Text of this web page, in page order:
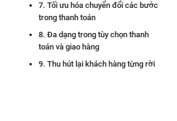
7. Tối ưu hóa chuyển đổi các bước
trong thanh toán
8. Đa dạng trong tùy chọn thanh
toán và giao hàng
9. Thu hút lại khách hàng từng rời